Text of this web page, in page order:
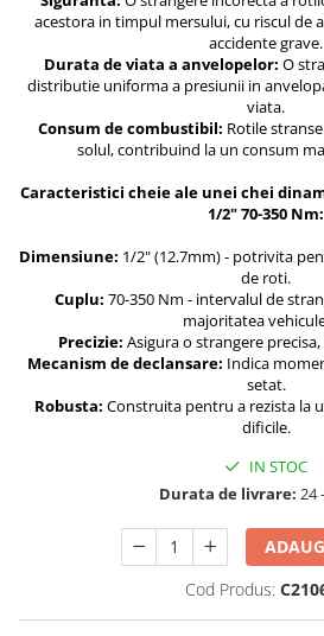
Slefuitoare
Suport auto
Surubelnite
acestora in timpul mersului, cu riscul de
accidente grave.
Durata de viata a anvelopelor: O
distributie uniforma a presiunii in
viata.
Consum de combustibil: Rotile
solul, contribuind la un consum
Caracteristici cheie ale unei chei
1/2" 70-350 Nm:
Dimensiune: 1/2" (12.7mm) - potrivita
de roti.
Cuplu: 70-350 Nm - intervalul de
majoritatea
Precizie: Asigura o strangere
Mecanism de declansare: Indica
setat.
Robusta: Construita pentru a rezista la
dificile.
IN STOC
Durata de livrare: 24
Cod Produs: